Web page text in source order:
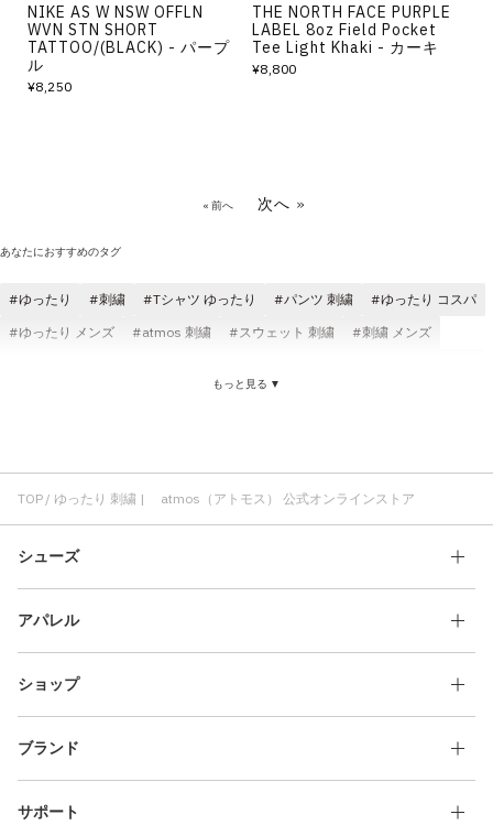
NIKE AS W NSW OFFLN
WVN STN SHORT
TATTOO/(BLACK) - パープ
ル
¥8,250
THE NORTH FACE PURPLE
LABEL 8oz Field Pocket
Tee Light Khaki - カーキ
¥8,800
« 前へ 次へ »
あなたにおすすめのタグ
ゆったり 刺繍 Tシャツ ゆったり パンツ 刺繍
ゆったり コスパ
ゆったり メンズ
atmos 刺繍 スウェット 刺繍
刺繍 メンズ
スウェットシャツ 刺繍
もっと見る ▼
TOP ゆったり 刺繍 | atmos（アトモス） 公式オンラインストア
シューズ
アパレル
ショップ
ブランド
サポート